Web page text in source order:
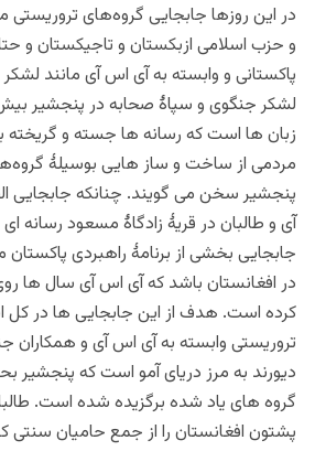
در این روزها جابجایی گروه‌های تروریستی
و حزب اسلامی ازبکستان و تاجیکستان و
پاکستانی و وابسته به آی اس آی مانند
لشکر جنگوی و سپاۀ صحابه در پنجشیر
زبان ها است که رسانه ها جسته و گریخته
مردمی از ساخت و ساز هایی بوسیلۀ
پنجشیر سخن می گویند. چنانکه جابجایی
آی و طالبان در قریۀ زادگاۀ مسعود رسانه
جابجایی بخشی از برنامۀ راهبردی پاکستان
در افغانستان باشد که آی اس آی سال ها
کرده است. هدف از این جابجایی ها در کل
تروریستی وابسته به آی اس آی و همکاران
دیورند به مرز دریای آمو است که پنجشیر
گروه های یاد شده برگزیده شده است.
پشتون افغانستان را از جمع حاميان